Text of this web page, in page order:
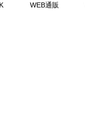
WEB通販